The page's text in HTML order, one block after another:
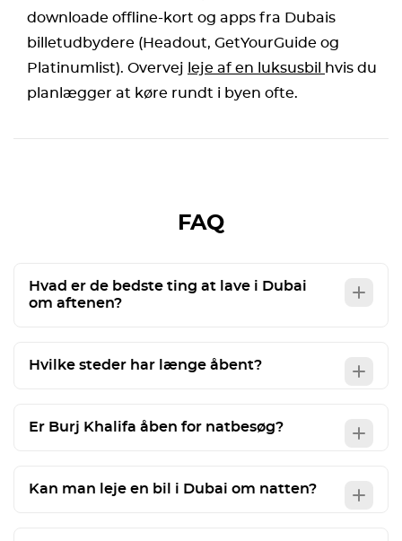
downloade offline-kort og apps fra Dubais
billetudbydere (Headout, GetYourGuide og
Platinumlist). Overvej leje af en luksusbil
hvis du
planlægger at køre rundt i byen ofte.
FAQ
Hvad er de bedste ting at lave i Dubai
om aftenen?
Hvilke steder har længe åbent?
Er Burj Khalifa åben for natbesøg?
Kan man leje en bil i Dubai om natten?